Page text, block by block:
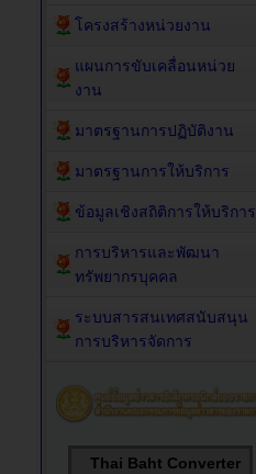
โครงสร้างหน่วยงาน
แผนการขับเคลื่อนหน่วย
งาน
มาตรฐานการปฏิบัติงาน
มาตรฐานการให้บริการ
ข้อมูลเชิงสถิติการให้บริการ
การบริหารและพัฒนา
ทรัพยากรบุคคล
ระบบสารสนเทศสนับสนุน
การบริหารจัดการ
Thai Baht Converter